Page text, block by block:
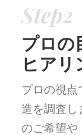
Step2
プロの
ヒアリ
プロの視点
造を調査し
のご希望や